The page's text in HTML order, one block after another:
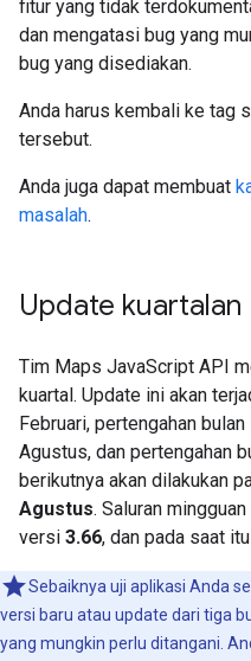
fitur yang tidak
dan mengatasi bug yang
bug yang disediakan.
Anda harus kembali ke tag
tersebut.
Anda juga dapat membuat
masalah.
Update kuartalan
Tim Maps JavaScript API
kuartal. Update ini akan
Februari, pertengahan
Agustus, dan pertengahan
berikutnya akan dilakukan
Agustus. Saluran
versi 3.66, dan pada saat
Sebaiknya uji aplikasi Anda
versi baru atau update dari tiga
yang mungkin perlu ditangani.